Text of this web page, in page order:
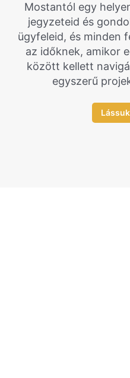
Mostantól egy
jegyzeteid és
ügyfeleid, és minden
az időknek, amikor
között kellett
egyszerű